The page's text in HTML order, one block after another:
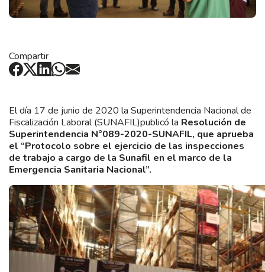
Compartir
El día 17 de junio de 2020 la Superintendencia Nacional de
Fiscalización Laboral (SUNAFIL)publicó la Resolución de
Superintendencia N°089-2020-SUNAFIL, que aprueba
el “Protocolo sobre el ejercicio de las inspecciones
de trabajo a cargo de la Sunafil en el marco de la
Emergencia Sanitaria Nacional”.